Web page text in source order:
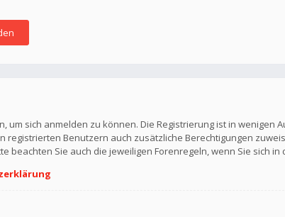
um sich anmelden zu können. Die Registrierung ist in
registrierten Benutzern auch zusätzliche Berechtigungen
beachten Sie auch die jeweiligen Forenregeln, wenn Sie sich in